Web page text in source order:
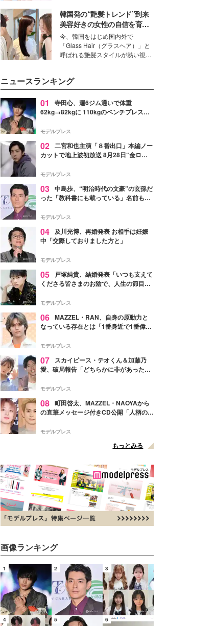
モデル・愛甲ひかりさんと橋下美
好さんを迎えて本音で女子会トー
ク。猛暑のお出かけを快適に過ご
すヒントや、2人が感動した夏の
生理の新常識にも迫りました。
韓国発の“艶髪トレンド”到来
美容好きの女性の自信を育む
「ヘアケア事情」って？
今、韓国をはじめ国内外で
「Glass Hair（グラスヘア）」と
呼ばれる艶髪スタイルが熱い視線
して、“髪そのものの美しさ”に改
めて注目する人が増えている様
子。今回は、そんな憧れの艶やか
な髪を日常で叶える、美容好きの
ます。
ニュースランキング
01
寺田心、週6ジム通いで体重
62kg→82kgに 110kgのベンチプレス持
「かっこいい」と反響
モデルプレス
02 二宮和也主演「８番出口」本編ノー
カットで地上波初放送 8月28日“金ロ
モデルプレス
03 中島歩、“明治時代の文豪”の玄孫だ
った「教科書にも載っている」名前も先
モデルプレス
04 及川光博、再婚発表 お相手は妊娠
中「交際しておりました方と」
モデルプレス
05
戸塚純貴、結婚発表「いつも支えて
くださる皆さまのお陰で、人生の節目を
す」【全文】
モデルプレス
06 MAZZEL・RAN、自身の原動力と
なっている存在とは「1番身近で1番偉大
モデルプレス
07
スカイピース・テオくん＆加藤乃
愛、破局報告「どちらかに非があったわ
モデルプレス
08 町田啓太、MAZZEL・NAOYAから
の直筆メッセージ付きCD公開「人柄の良
モデルプレス
もっとみる
画像ランキング
1 2 3
4 5 6